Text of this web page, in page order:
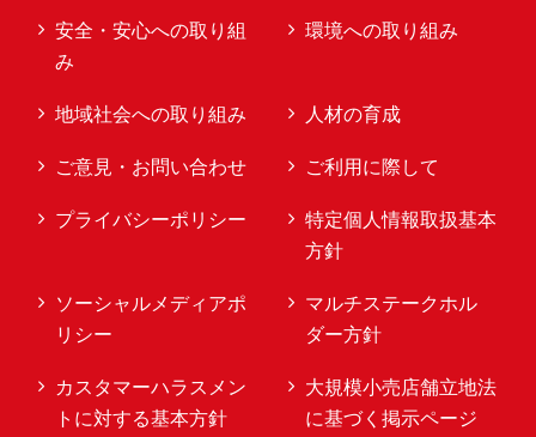
安全・安心への取り組
み
環境への取り組み
地域社会への取り組み 人材の育成
ご意見・お問い合わせ ご利用に際して
プライバシーポリシー
特定個人情報取扱基本
方針
ソーシャルメディアポ
リシー
マルチステークホル
ダー方針
カスタマーハラスメン
トに対する基本方針
大規模小売店舗立地法
に基づく掲示ページ